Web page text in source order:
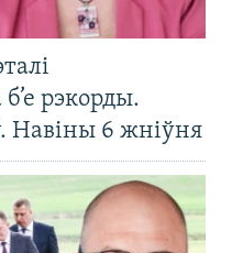
рэкорды.
Навіны 6 жніўня